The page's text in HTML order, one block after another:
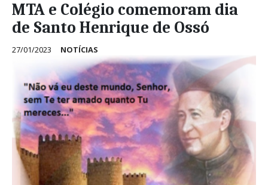
MTA e Colégio comemoram dia
de Santo Henrique de Ossó
27/01/2023 NOTÍCIAS